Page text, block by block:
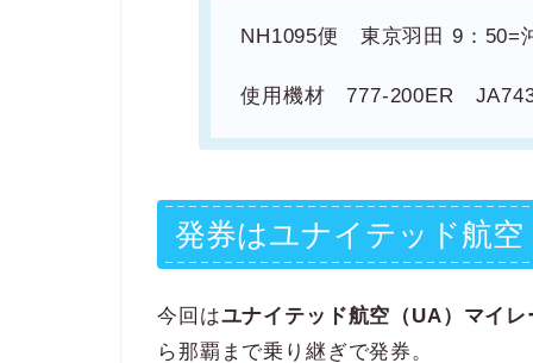
NH1095便 東京羽田 9：50=
使用機材 777-200ER
発券はユナイテッド航空
今回はユナイテッド航空（UA）マイ
ら那覇まで乗り継ぎで発券。